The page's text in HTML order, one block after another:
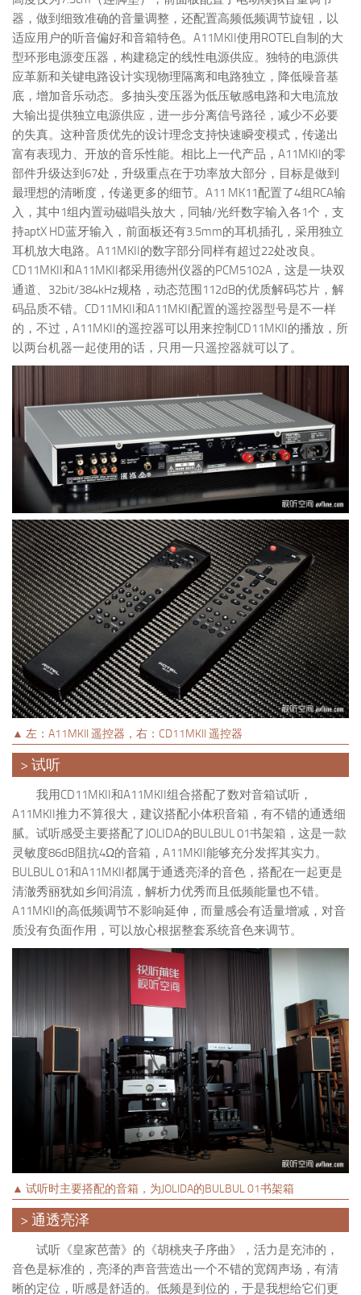
器，做到细致准确的音量调整，还配置高频低频调节旋钮，以
适应用户的听音偏好和音箱特色。A11MKII使用ROTEL自制的大
型环形电源变压器，构建稳定的线性电源供应。独特的电源供
应革新和关键电路设计实现物理隔离和电路独立，降低噪音基
底，增加音乐动态。多抽头变压器为低压敏感电路和大电流放
大输出提供独立电源供应，进一步分离信号路径，减少不必要
的失真。这种音质优先的设计理念支持快速瞬变模式，传递出
富有表现力、开放的音乐性能。相比上一代产品，A11MKII的零
部件升级达到67处，升级重点在于功率放大部分，目标是做到
最理想的清晰度，传递更多的细节。A11 MK11配置了4组RCA输
入，其中1组内置动磁唱头放大，同轴/光纤数字输入各1个，支
持aptX HD蓝牙输入，前面板还有3.5mm的耳机插孔，采用独立
耳机放大电路。A11MKII的数字部分同样有超过22处改良。
CD11MKII和A11MKII都采用德州仪器的PCM5102A，这是一块双
通道、32bit/384kHz规格，动态范围112dB的优质解码芯片，解
码品质不错。CD11MKII和A11MKII配置的遥控器型号是不一样
的，不过，A11MKII的遥控器可以用来控制CD11MKII的播放，所
以两台机器一起使用的话，只用一只遥控器就可以了。
▲ 左：A11MKII 遥控器，右：CD11MKII 遥控器
> 试听
我用CD11MKII和A11MKII组合搭配了数对音箱试听，
A11MKII推力不算很大，建议搭配小体积音箱，有不错的通透细
腻。试听感受主要搭配了JOLIDA的BULBUL 01书架箱，这是一款
灵敏度86dB阻抗4Ω的音箱，A11MKII能够充分发挥其实力。
BULBUL 01和A11MKII都属于通透亮泽的音色，搭配在一起更是
清澈秀丽犹如乡间涓流，解析力优秀而且低频能量也不错。
A11MKII的高低频调节不影响延伸，而量感会有适量增减，对音
质没有负面作用，可以放心根据整套系统音色来调节。
▲ 试听时主要搭配的音箱，为JOLIDA的BULBUL 01书架箱
> 通透亮泽
试听《皇家芭蕾》的《胡桃夹子序曲》，活力是充沛的，
音色是标准的，亮泽的声音营造出一个不错的宽阔声场，有清
晰的定位，听感是舒适的。低频是到位的，于是我想给它们更